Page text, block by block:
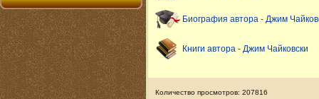
Биография автора - Джим
Книги автора - Джим Чайковски
Количество просмотров: 207816